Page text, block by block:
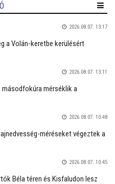
2026.08.07. 13:17
a Volán-keretbe kerülésért
2026.08.07. 13:11
mérséklik a
2026.08.07. 10:48
méréseket végeztek a
2026.08.07. 10:45
Béla téren és Kisfaludon lesz